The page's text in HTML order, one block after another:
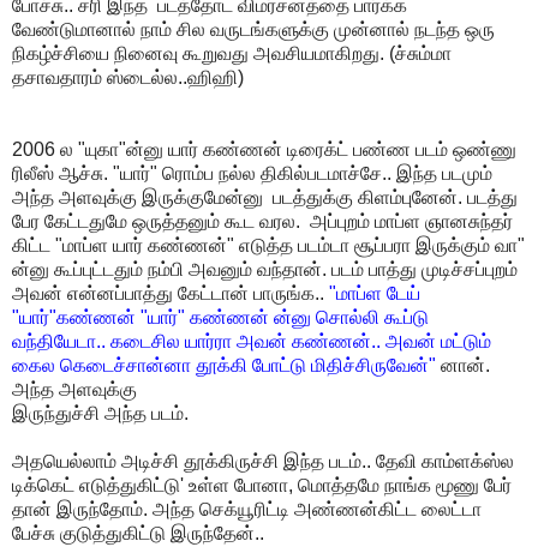
போச்சு.. சரி இந்த படத்தோட விமர்சனத்தை பார்க்க
வேண்டுமானால் நாம் சில வருடங்களுக்கு முன்னால் நடந்த ஒரு
நிகழ்ச்சியை நினைவு கூறுவது அவசியமாகிறது. (ச்சும்மா
தசாவதாரம் ஸ்டைல்ல..ஹிஹி)
2006 ல "யுகா"ன்னு யார் கண்ணன் டிரைக்ட் பண்ண படம் ஒண்ணு
ரிலீஸ் ஆச்சு. "யார்" ரொம்ப நல்ல திகில்படமாச்சே.. இந்த படமும்
அந்த அளவுக்கு இருக்குமேன்னு படத்துக்கு கிளம்புனேன். படத்து
பேர கேட்டதுமே ஒருத்தனும் கூட வரல. அப்புறம் மாப்ள ஞானசுந்தர்
கிட்ட "மாப்ள யார் கண்ணன்" எடுத்த படம்டா சூப்பரா இருக்கும் வா"
ன்னு கூப்புட்டதும் நம்பி அவனும் வந்தான். படம் பாத்து முடிச்சப்புறம்
அவன் என்னப்பாத்து கேட்டான் பாருங்க.. "மாப்ள டேய்
"யார்"கண்ணன் "யார்" கண்ணன் ன்னு சொல்லி கூப்டு
வந்தியேடா.. கடைசில யார்ரா அவன் கண்ணன்.. அவன் மட்டும்
கைல கெடைச்சான்னா தூக்கி போட்டு மிதிச்சிருவேன்" னான்.
அந்த அளவுக்கு
இருந்துச்சி அந்த படம்.
அதயெல்லாம் அடிச்சி தூக்கிருச்சி இந்த படம்.. தேவி காம்ளக்ஸ்ல
டிக்கெட் எடுத்துகிட்டு' உள்ள போனா, மொத்தமே நாங்க மூணு பேர்
தான் இருந்தோம். அந்த செக்யூரிட்டி அண்ணன்கிட்ட லைட்டா
பேச்சு குடுத்துகிட்டு இருந்தேன்..